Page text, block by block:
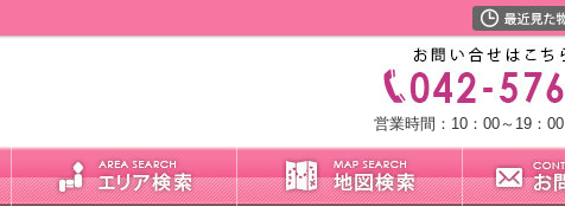
営業時間：10：00～19：00